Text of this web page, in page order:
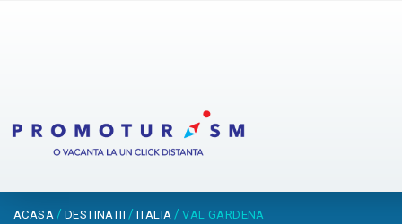
ACASA / DESTINATII / ITALIA /VAL GARDENA